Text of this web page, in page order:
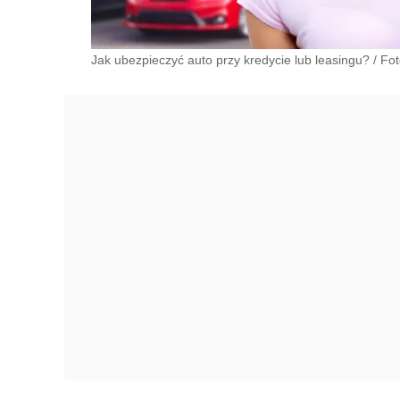
Jak ubezpieczyć auto przy kredycie lub leasingu? /